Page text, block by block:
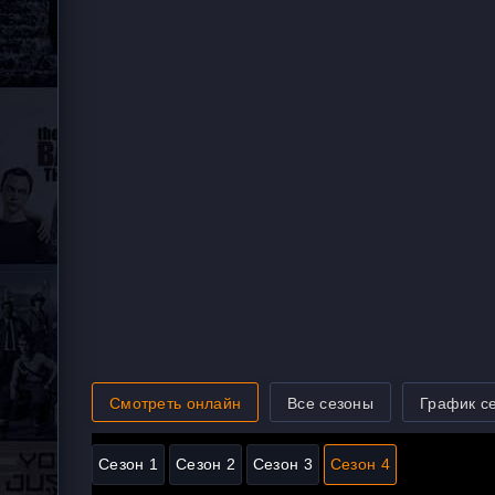
Смотреть онлайн Все сезоны График
Сезон 1 Сезон 2 Сезон 3 Сезон 4